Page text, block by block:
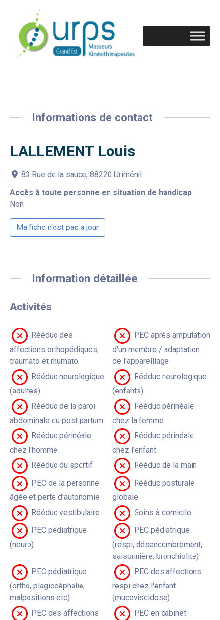
Informations de contact
LALLEMENT Louis
83 Rue de la sauce, 88220 Uriménil
Accès à toute personne en situation de handicap
Non
Ma fiche n'est pas à jour
Information détaillée
Activités
Rééduc des
affections orthopédiques,
traumato et rhumato
PEC après amputation
d'un membre / adaptation
de l'appareillage
Rééduc neurologique
(adultes)
Rééduc neurologique
(enfants)
Rééduc de la paroi
abdominale du post partum
Rééduc périnéale
chez la femme
Rééduc périnéale
chez l'homme
Rééduc périnéale
chez l'enfant
Rééduc du sportif
Rééduc de la main
PEC de la personne
âgée et perte d'autonomie
Rééduc posturale
globale
Rééduc vestibulaire
Soins à domicile
PEC pédiatrique
(neuro)
PEC pédiatrique
(respi, désencombrement,
saisonnière, bronchiolite)
PEC pédiatrique
(ortho, plagiocéphalie,
malpositions etc)
PEC des affections
respi chez l'enfant
(mucoviscidose)
PEC des affections
PEC en cabinet